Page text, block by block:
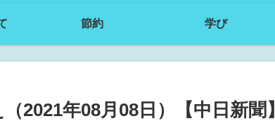
節約 学び
2021年08月08日）【中日新聞】